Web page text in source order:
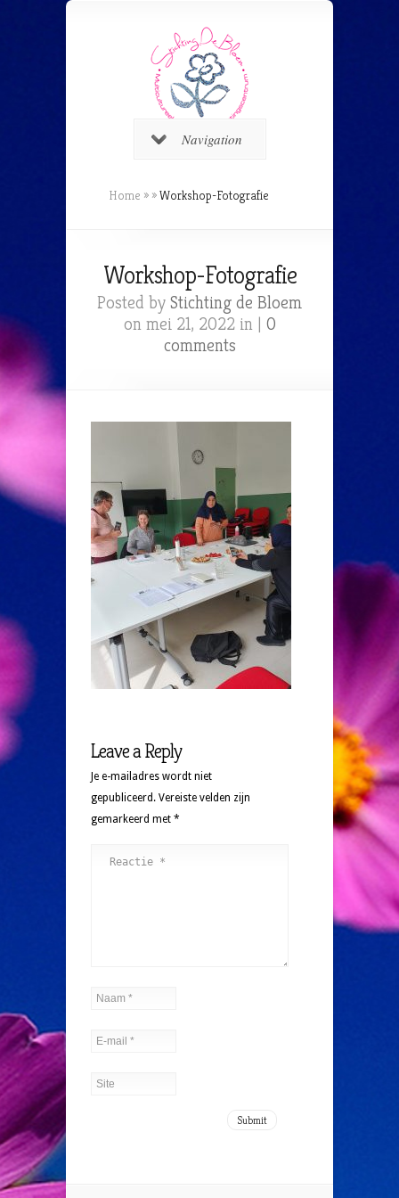
Navigation
Home » »Workshop-Fotografie
Workshop-Fotografie
Posted by Stichting de Bloem
on mei 21, 2022 in | 0
comments
Leave a Reply
Je e-mailadres wordt niet
gepubliceerd. Vereiste velden zijn
gemarkeerd met *